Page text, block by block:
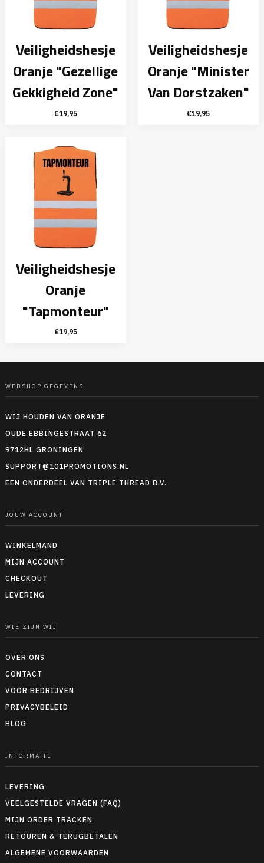
Veiligheidshesje
Oranje "Gezellige
Gekkigheid Zone"
€19,95
Veiligheidshesje
Oranje "Minister
Van Dorstzaken"
€19,95
Veiligheidshesje
Oranje
"Tapmonteur"
€19,95
WEBSHOP GEGEVENS
WIJ HOUDEN VAN ORANJE
OUDE EBBINGESTRAAT 62
9712HL GRONINGEN
SUPPORT@101PROMOTIONS.NL
EEN ONDERDEEL VAN TRIPLE THREAD B.V.
JOUW ACCOUNT
WINKELMAND
MIJN ACCOUNT
CHECKOUT
LEVERING
WIE ZIJN WIJ
OVER ONS
CONTACT
VOOR BEDRIJVEN
PRIVACYBELEID
BLOG
INFORMATIE
LEVERING
VEELGESTELDE VRAGEN (FAQ)
MIJN ORDER TRACKEN
RETOUREN & TERUGBETALEN
ALGEMENE VOORWAARDEN